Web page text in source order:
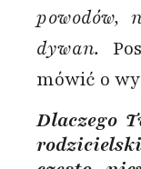
powodów,
dywan.
mówić o
Dlaczego